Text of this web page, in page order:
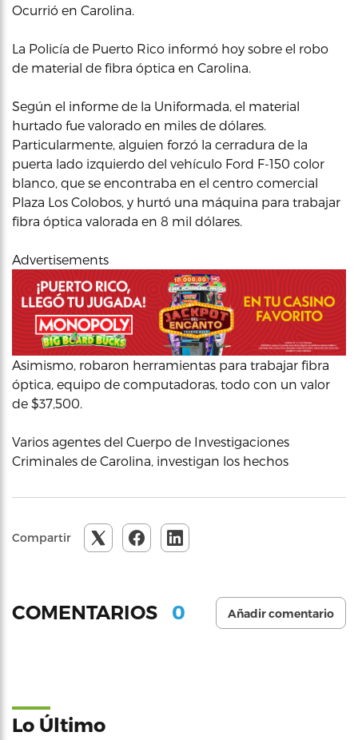
Ocurrió en Carolina.
La Policía de Puerto Rico informó hoy sobre el robo
de material de fibra óptica en Carolina.
Según el informe de la Uniformada, el material
hurtado fue valorado en miles de dólares.
Particularmente, alguien forzó la cerradura de la
puerta lado izquierdo del vehículo Ford F-150 color
blanco, que se encontraba en el centro comercial
Plaza Los Colobos, y hurtó una máquina para trabajar
fibra óptica valorada en 8 mil dólares.
Advertisements
Asimismo, robaron herramientas para trabajar fibra
óptica, equipo de computadoras, todo con un valor
de $37,500.
Varios agentes del Cuerpo de Investigaciones
Criminales de Carolina, investigan los hechos
Compartir
COMENTARIOS 0 Añadir comentario
Lo Último